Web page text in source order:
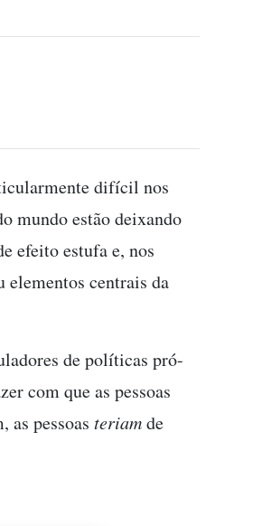
difícil nos
mundo estão deixando
efeito estufa e, nos
elementos centrais da
de políticas pró-
com que as pessoas
as pessoas teriamde